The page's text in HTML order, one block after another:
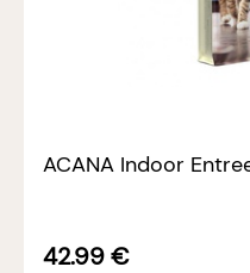
ACANA Indoor
42.99€